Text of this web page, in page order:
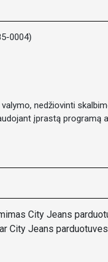
0004)
nedžiovinti
įprastą programą
City Jeans
City Jeans